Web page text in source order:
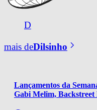
D
mais deDilsinho
Lançamentos da
Gabi Melim, Backstreet